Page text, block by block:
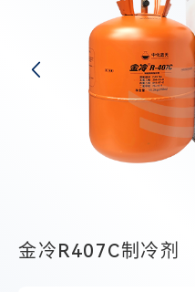
金冷R407C制冷剂